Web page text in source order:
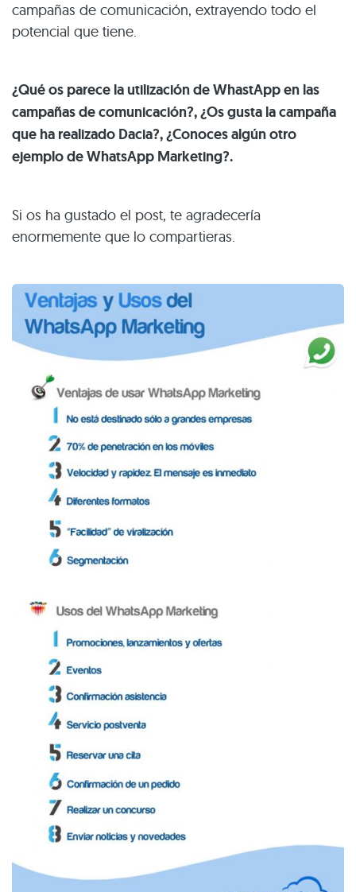
campañas de comunicación, extrayendo todo el
potencial que tiene.
¿Qué os parece la utilización de WhastApp en las
campañas de comunicación?, ¿Os gusta la campaña
que ha realizado Dacia?, ¿Conoces algún otro
ejemplo de WhatsApp Marketing?.
Si os ha gustado el post, te agradecería
enormemente que lo compartieras.